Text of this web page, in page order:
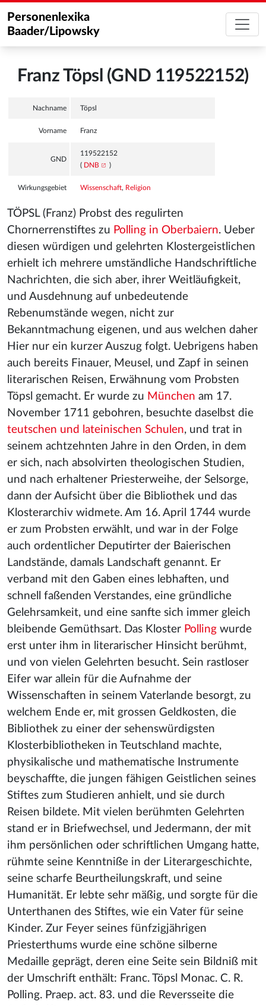
Personenlexika
Baader/Lipowsky
Franz Töpsl (GND 119522152)
Nachname Töpsl
Vorname Franz
GND
119522152
( DNB )
Wirkungsgebiet Wissenschaft, Religion
TÖPSL (Franz) Probst des regulirten
Chornerrenstiftes zu Polling in Oberbaiern. Ueber
diesen würdigen und gelehrten Klostergeistlichen
erhielt ich mehrere umständliche Handschriftliche
Nachrichten, die sich aber, ihrer Weitläufigkeit,
und Ausdehnung auf unbedeutende
Rebenumstände wegen, nicht zur
Bekanntmachung eigenen, und aus welchen daher
Hier nur ein kurzer Auszug folgt. Uebrigens haben
auch bereits Finauer, Meusel, und Zapf in seinen
literarischen Reisen, Erwähnung vom Probsten
Töpsl gemacht. Er wurde zu München am 17.
November 1711 gebohren, besuchte daselbst die
teutschen und lateinischen Schulen, und trat in
seinem achtzehnten Jahre in den Orden, in dem
er sich, nach absolvirten theologischen Studien,
und nach erhaltener Priesterweihe, der Selsorge,
dann der Aufsicht über die Bibliothek und das
Klosterarchiv widmete. Am 16. April 1744 wurde
er zum Probsten erwählt, und war in der Folge
auch ordentlicher Deputirter der Baierischen
Landstände, damals Landschaft genannt. Er
verband mit den Gaben eines lebhaften, und
schnell faßenden Verstandes, eine gründliche
Gelehrsamkeit, und eine sanfte sich immer gleich
bleibende Gemüthsart. Das Kloster Polling wurde
erst unter ihm in literarischer Hinsicht berühmt,
und von vielen Gelehrten besucht. Sein rastloser
Eifer war allein für die Aufnahme der
Wissenschaften in seinem Vaterlande besorgt, zu
welchem Ende er, mit grossen Geldkosten, die
Bibliothek zu einer der sehenswürdigsten
Klosterbibliotheken in Teutschland machte,
physikalische und mathematische Instrumente
beyschaffte, die jungen fähigen Geistlichen seines
Stiftes zum Studieren anhielt, und sie durch
Reisen bildete. Mit vielen berühmten Gelehrten
stand er in Briefwechsel, und Jedermann, der mit
ihm persönlichen oder schriftlichen Umgang hatte,
rühmte seine Kenntniße in der Literargeschichte,
seine scharfe Beurtheilungskraft, und seine
Humanität. Er lebte sehr mäßig, und sorgte für die
Unterthanen des Stiftes, wie ein Vater für seine
Kinder. Zur Feyer seines fünfzigjährigen
Priesterthums wurde eine schöne silberne
Medaille geprägt, deren eine Seite sein Bildniß mit
der Umschrift enthält: Franc. Töpsl Monac. C. R.
Polling. Praep. act. 83. und die Reversseite die